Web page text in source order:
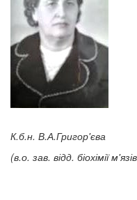
К.б.н. В.А.Григор'єва
(в.о. зав. відд. біохімії